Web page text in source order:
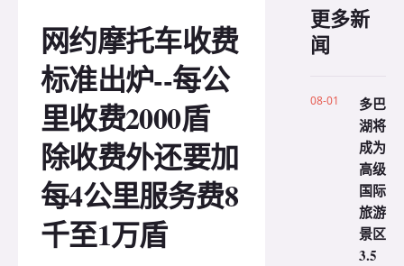
网约摩托车收费
标准出炉--每公
里收费2000盾
除收费外还要加
每4公里服务费8
千至1万盾
更多新
闻
08-01
多巴
湖将
成为
高级
国际
旅游
景区
3.5